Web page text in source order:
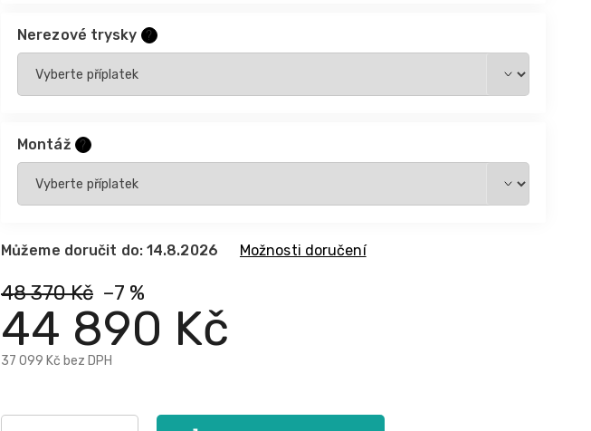
48 370 Kč –7 %
44 890 Kč
37 099 Kč bez DPH
Nerezové trysky ?
Montáž ?
Můžeme doručit do: 14.8.2026 Možnosti doručení